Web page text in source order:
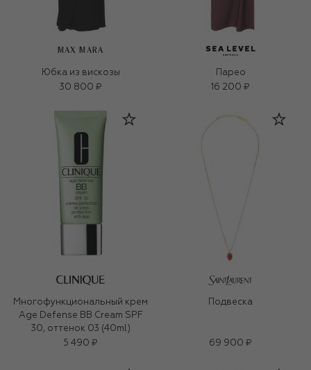
MAX MARA
Юбка из вискозы
30 800 ₽
Парео
16 200 ₽
Многофункциональный крем
Age Defense BB Cream SPF
30, оттенок 03 (40ml)
5 490 ₽
Подвеска
69 900 ₽